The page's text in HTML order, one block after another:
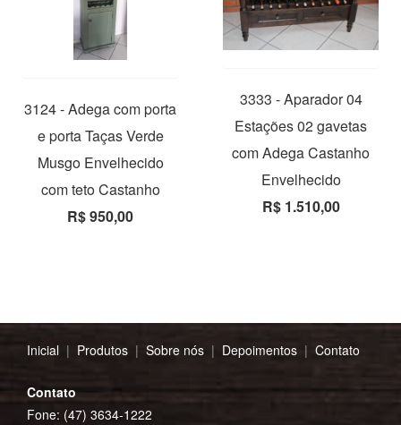
3124 - Adega com porta
e porta Taças Verde
Musgo Envelhecido
com teto Castanho
R$ 950,00
3333 - Aparador 04
Estações 02 gavetas
com Adega Castanho
Envelhecido
R$ 1.510,00
Inicial | Produtos | Sobre nós | Depoimentos | Contato
Contato
Fone: (47) 3634-1222